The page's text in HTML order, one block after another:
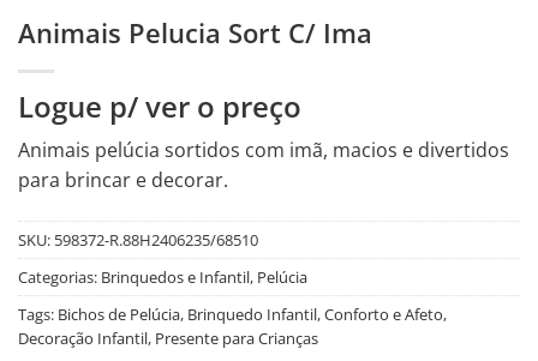
Animais Pelucia Sort C/ Ima
Logue p/ ver o preço
Animais pelúcia sortidos com imã, macios e divertidos
para brincar e decorar.
SKU: 598372-R.88H2406235/68510
Categorias: Brinquedos e Infantil, Pelúcia
Tags: Bichos de Pelúcia, Brinquedo Infantil,Conforto e Afeto,
Decoração Infantil, Presente para Crianças